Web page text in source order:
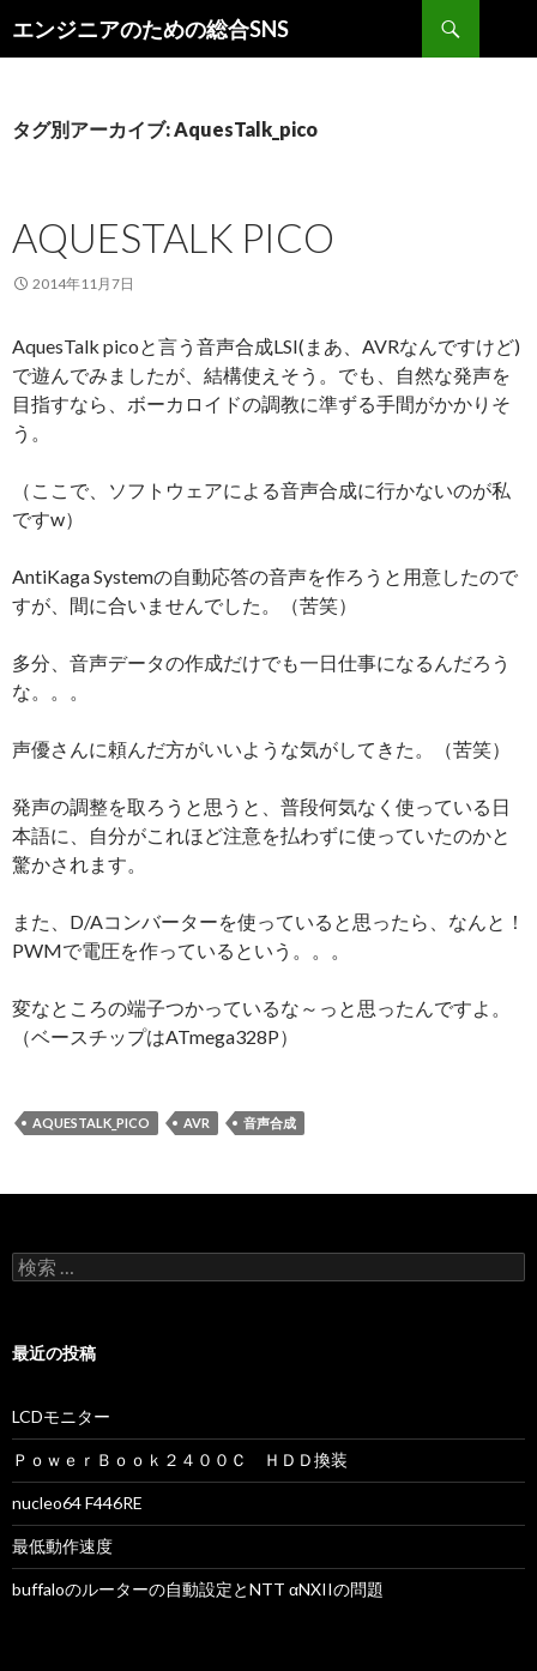
エンジニアのための総合SNS
タグ別アーカイブ: AquesTalk_pico
AQUESTALK PICO
2014年11月7日
AquesTalk picoと言う音声合成LSI(まあ、AVRなんですけど)
で遊んでみましたが、結構使えそう。でも、自然な発声を
目指すなら、ボーカロイドの調教に準ずる手間がかかりそ
う。
（ここで、ソフトウェアによる音声合成に行かないのが私
ですw）
AntiKaga Systemの自動応答の音声を作ろうと用意したので
すが、間に合いませんでした。（苦笑）
多分、音声データの作成だけでも一日仕事になるんだろう
な。。。
声優さんに頼んだ方がいいような気がしてきた。（苦笑）
発声の調整を取ろうと思うと、普段何気なく使っている日
本語に、自分がこれほど注意を払わずに使っていたのかと
驚かされます。
また、D/Aコンバーターを使っていると思ったら、なんと！
PWMで電圧を作っているという。。。
変なところの端子つかっているな～っと思ったんですよ。
（ベースチップはATmega328P）
AQUESTALK_PICO AVR 音声合成
検索:
最近の投稿
LCDモニター
ＰｏｗｅｒＢｏｏｋ２４００Ｃ ＨＤＤ換装
nucleo64 F446RE
最低動作速度
buffaloのルーターの自動設定とNTT αNXIIの問題